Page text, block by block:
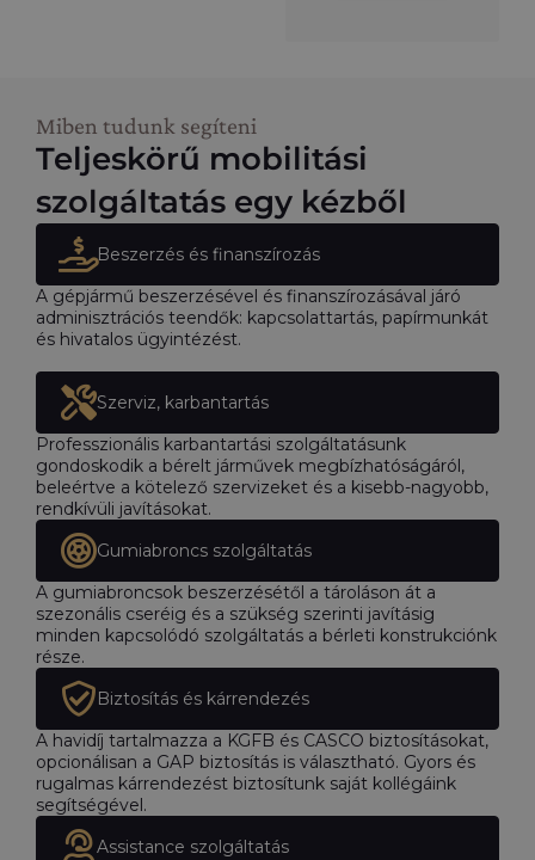
Miben tudunk segíteni
Teljeskörű mobilitási
szolgáltatás egy kézből
Beszerzés és finanszírozás
A gépjármű beszerzésével és finanszírozásával járó
adminisztrációs teendők: kapcsolattartás, papírmunkát
és hivatalos ügyintézést.
Szerviz, karbantartás
Professzionális karbantartási szolgáltatásunk
gondoskodik a bérelt járművek megbízhatóságáról,
beleértve a kötelező szervizeket és a kisebb-nagyobb,
rendkívüli javításokat.
Gumiabroncs szolgáltatás
A gumiabroncsok beszerzésétől a tároláson át a
szezonális cseréig és a szükség szerinti javításig
minden kapcsolódó szolgáltatás a bérleti konstrukciónk
része.
Biztosítás és kárrendezés
A havidíj tartalmazza a KGFB és CASCO biztosításokat,
opcionálisan a GAP biztosítás is választható. Gyors és
rugalmas kárrendezést biztosítunk saját kollégáink
segítségével.
Assistance szolgáltatás